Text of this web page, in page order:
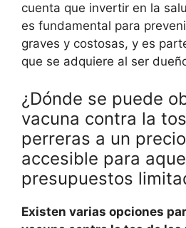
cuenta que invertir en la
es fundamental para
graves y costosas, y es
que se adquiere al ser
¿Dónde se puede
vacuna contra la
perreras a un
accesible para
presupuestos
Existen varias opciones